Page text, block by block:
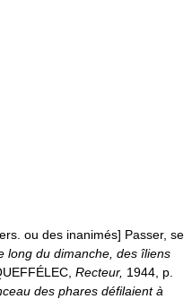
ou des inanimés] Passer, se
long du dimanche, des îliens
Recteur, 1944, p.
des phares défilaient à